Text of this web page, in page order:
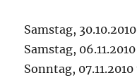
Samstag,
Samstag,
Sonntag,